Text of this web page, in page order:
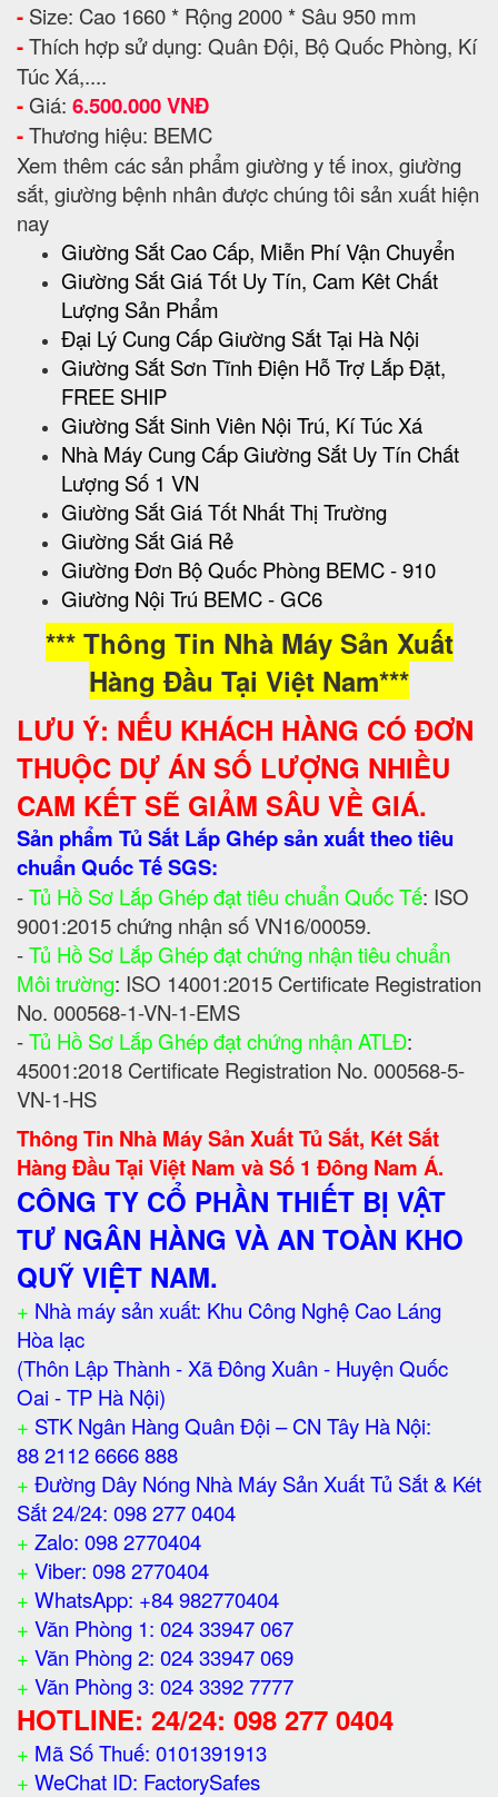
- Size: Cao 1660 * Rộng 2000 * Sâu 950 mm
-Thích hợp sử dụng: Quân Đội, Bộ Quốc Phòng, Kí
Túc Xá,....
- Giá: 6.500.000 VNĐ
-Thương hiệu: BEMC
Xem thêm các sản phẩm giường y tế inox, giường
sắt, giường bệnh nhân được chúng tôi sản xuất hiện
nay
Giường Sắt Cao Cấp, Miễn Phí Vận Chuyển
Giường Sắt Giá Tốt Uy Tín, Cam Kêt Chất
Lượng Sản Phẩm
Đại Lý Cung Cấp Giường Sắt Tại Hà Nội
Giường Sắt Sơn Tĩnh Điện Hỗ Trợ Lắp Đặt,
FREE SHIP
Giường Sắt Sinh Viên Nội Trú, Kí Túc Xá
Nhà Máy Cung Cấp Giường Sắt Uy Tín Chất
Lượng Số 1 VN
Giường Sắt Giá Tốt Nhất Thị Trường
Giường Sắt Giá Rẻ
Giường Đơn Bộ Quốc Phòng BEMC - 910
Giường Nội Trú BEMC - GC6
*** Thông Tin Nhà Máy Sản Xuất
Hàng Đầu Tại Việt Nam***
LƯU Ý: NẾU KHÁCH HÀNG CÓ ĐƠN
THUỘC DỰ ÁN SỐ LƯỢNG NHIỀU
CAM KẾT SẼ GIẢM SÂU VỀ GIÁ.
Sản phẩm Tủ Sắt Lắp Ghép sản xuất theo tiêu
chuẩn Quốc Tế SGS:
-Tủ Hồ Sơ Lắp Ghép đạt tiêu chuẩn Quốc Tế: ISO
9001:2015 chứng nhận số VN16/00059.
-Tủ Hồ Sơ Lắp Ghép đạt chứng nhận tiêu chuẩn
Môi trường: ISO 14001:2015 Certificate Registration
No. 000568-1-VN-1-EMS
-Tủ Hồ Sơ Lắp Ghép đạt chứng nhận ATLĐ:
45001:2018 Certificate Registration No. 000568-5-
VN-1-HS
Thông Tin Nhà Máy Sản Xuất Tủ Sắt, Két Sắt
Hàng Đầu Tại Việt Nam và Số 1 Đông Nam Á.
CÔNG TY CỔ PHẦN THIẾT BỊ VẬT
TƯ NGÂN HÀNG VÀ AN TOÀN KHO
QUỸ VIỆT NAM.
+ Nhà máy sản xuất: Khu Công Nghệ Cao Láng
Hòa lạc
(Thôn Lập Thành - Xã Đông Xuân - Huyện Quốc
Oai - TP Hà Nội)
+ STK Ngân Hàng Quân Đội – CN Tây Hà Nội:
88 2112 6666 888
+ Đường Dây Nóng Nhà Máy Sản Xuất Tủ Sắt & Két
Sắt 24/24: 098 277 0404
+ Zalo: 098 2770404
+ Viber: 098 2770404
+ WhatsApp: +84 982770404
+ Văn Phòng 1: 024 33947 067
+ Văn Phòng 2: 024 33947 069
+ Văn Phòng 3: 024 3392 7777
HOTLINE: 24/24: 098 277 0404
+ Mã Số Thuế: 0101391913
+ WeChat ID: FactorySafes